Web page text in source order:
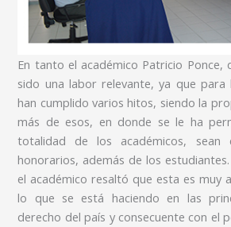
En tanto el académico Patricio Ponce,
sido una labor relevante, ya que para
han cumplido varios hitos, siendo la
más de esos, en donde se le ha
totalidad de los académicos,
honorarios, además de los
el académico resaltó que esta es muy
lo que se está haciendo en las
derecho del país y consecuente con el